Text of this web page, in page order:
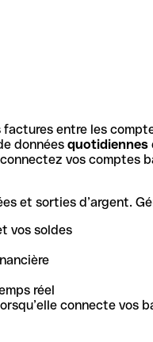
entre les
données quotidiennes
vos comptes
et sorties d’argent.
vos soldes
réel
connecte vos